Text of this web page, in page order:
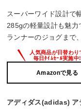
スーパーワイド設計で
285gの軽量設計も魅
ランナーのジョグまで
Amazonで見る
アディダス(adidas) ア